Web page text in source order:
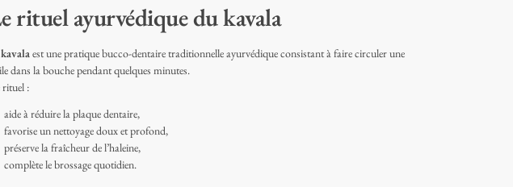
rituel ayurvédique du kavala
kavalaest une pratique bucco-dentaire traditionnelle ayurvédique consistant à faire circuler une
dans la bouche pendant quelques minutes.
rituel :
aide à réduire la plaque dentaire,
favorise un nettoyage doux et profond,
préserve la fraîcheur de l’haleine,
complète le brossage quotidien.